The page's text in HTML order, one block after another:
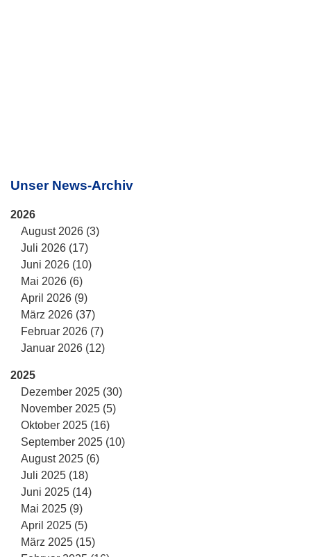
Unser News-Archiv
2026
August 2026 (3)
Juli 2026 (17)
Juni 2026 (10)
Mai 2026 (6)
April 2026 (9)
März 2026 (37)
Februar 2026 (7)
Januar 2026 (12)
2025
Dezember 2025 (30)
November 2025 (5)
Oktober 2025 (16)
September 2025 (10)
August 2025 (6)
Juli 2025 (18)
Juni 2025 (14)
Mai 2025 (9)
April 2025 (5)
März 2025 (15)